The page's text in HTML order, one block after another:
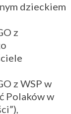
dzieckiem
z
z WSP w
Polaków w